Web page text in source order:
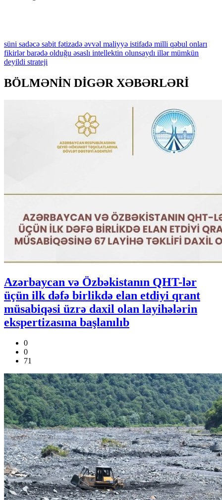
süni sadəcə sabit fətizadə əvvəl maliyyə istifadə milli qəbul onları
fikirlərbarədə olduğu əsaslı intellektin olunsaydı illərmümkün
deyildi strateji
BÖLMƏNİN DİGƏR XƏBƏRLƏRİ
Azərbaycan və Özbəkistanın QHT-lər
üçün ilk dəfə birlikdə elan etdiyi qrant
müsabiqəsi üzrə daxil olan layihələrin
ekspertizasına başlanılıb
0
0
71